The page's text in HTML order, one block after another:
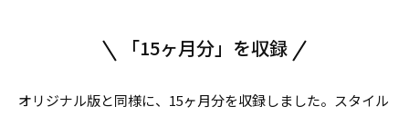
「15ヶ月分」を収録
オリジナル版と同様に、15ヶ月分を収録しました。スタイル